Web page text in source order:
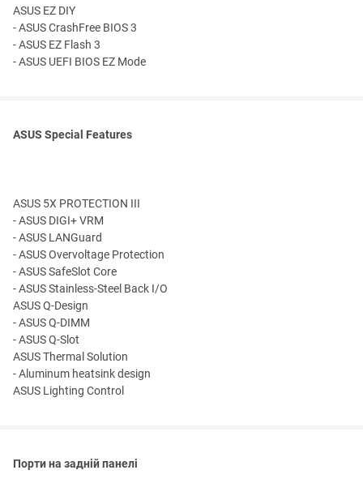
ASUS EZ DIY
- ASUS CrashFree BIOS 3
- ASUS EZ Flash 3
- ASUS UEFI BIOS EZ Mode
ASUS Special Features
ASUS 5X PROTECTION III
- ASUS DIGI+ VRM
- ASUS LANGuard
- ASUS Overvoltage Protection
- ASUS SafeSlot Core
- ASUS Stainless-Steel Back I/O
ASUS Q-Design
- ASUS Q-DIMM
- ASUS Q-Slot
ASUS Thermal Solution
- Aluminum heatsink design
ASUS Lighting Control
Порти на задній панелі